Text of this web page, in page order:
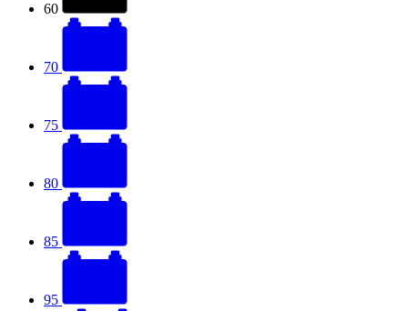
60
70
75
80
85
95